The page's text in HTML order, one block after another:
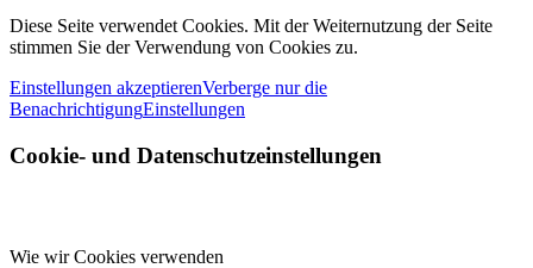
Diese Seite verwendet Cookies. Mit der Weiternutzung der Seite
stimmen Sie der Verwendung von Cookies zu.
Einstellungen akzeptierenVerberge nur die
BenachrichtigungEinstellungen
Cookie- und Datenschutzeinstellungen
Wie wir Cookies verwenden